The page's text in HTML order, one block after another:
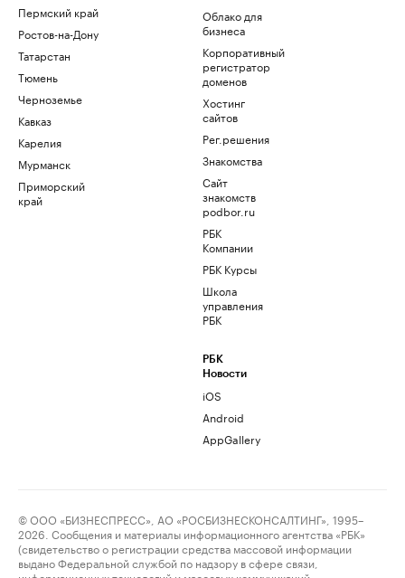
Пермский край
Ростов-на-Дону
Татарстан
Тюмень
Черноземье
Кавказ
Карелия
Мурманск
Приморский
край
Облако для
бизнеса
Корпоративный
регистратор
доменов
Хостинг
сайтов
Рег.решения
Знакомства
Сайт
знакомств
podbor.ru
РБК
Компании
РБК Курсы
Школа
управления
РБК
РБК
Новости
iOS
Android
AppGallery
© ООО «БИЗНЕСПРЕСС», АО «РОСБИЗНЕСКОНСАЛТИНГ», 1995–
2026. Сообщения и материалы информационного агентства «РБК»
(свидетельство о регистрации средства массовой информации
выдано Федеральной службой по надзору в сфере связи,